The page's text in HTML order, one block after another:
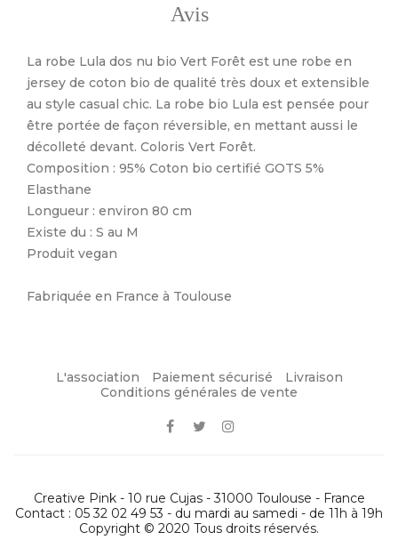
Avis
La robe Lula dos nu bio Vert Forêt est une robe en
jersey de coton bio de qualité très doux et extensible
au style casual chic. La robe bio Lula est pensée pour
être portée de façon réversible, en mettant aussi le
décolleté devant. Coloris Vert Forêt.
Composition : 95% Coton bio certifié GOTS 5%
Elasthane
Longueur : environ 80 cm
Existe du : S au M
Produit vegan
Fabriquée en France à Toulouse
L'association Paiement sécurisé
Livraison
Conditions générales de vente
Creative Pink - 10 rue Cujas - 31000 Toulouse - France
Contact : 05 32 02 49 53 - du mardi au samedi - de 11h à 19h
Copyright © 2020 Tous droits réservés.